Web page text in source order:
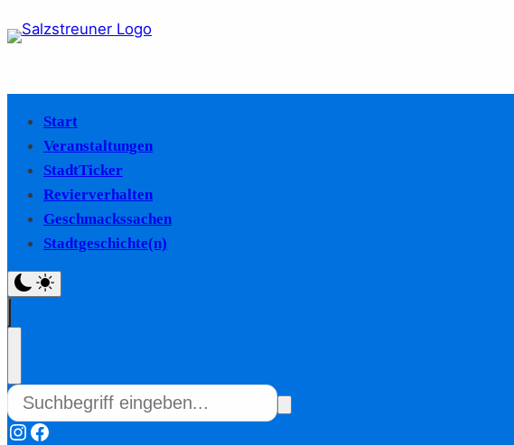
Start
Veranstaltungen
StadtTicker
Revierverhalten
Geschmackssachen
Stadtgeschichte(n)
Instagram
Facebook